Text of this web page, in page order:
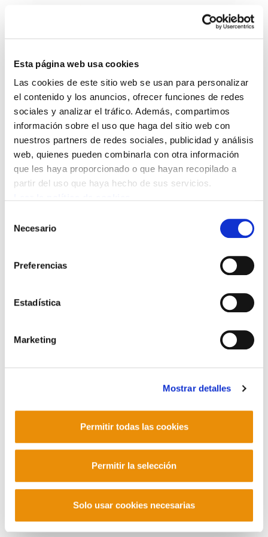
Esta página web usa cookies
Las cookies de este sitio web se usan para personalizar
el contenido y los anuncios, ofrecer funciones de redes
sociales y analizar el tráfico. Además, compartimos
información sobre el uso que haga del sitio web con
nuestros partners de redes sociales, publicidad y análisis
web, quienes pueden combinarla con otra información
que les haya proporcionado o que hayan recopilado a
partir del uso que haya hecho de sus servicios.
Necesario
Preferencias
Estadística
Marketing
Mostrar detalles
Permitir todas las cookies
Permitir la selección
Solo usar cookies necesarias
Landeia 82
Landeia 82.PDF10.2 MB
POLÍTICA DE COOKIES
CANAL DE INFORMACIÓN
POLÍTICA DE PRIVACIDAD
MAPA DEL SITIO
ACCESIBILIDAD
Barrainkua 13 - 48009 Bilbo -
Telf. +33 (0) 559 25 65 52
Mastodon